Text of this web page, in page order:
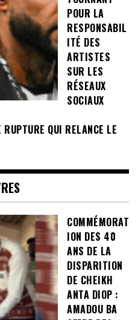
POUR LA
RESPONSABIL
ITÉ DES
ARTISTES
SUR LES
RÉSEAUX
SOCIAUX
QUI RELANCE LE
COMMÉMORAT
ION DES 40
ANS DE LA
DISPARITION
DE CHEIKH
ANTA DIOP :
AMADOU BA